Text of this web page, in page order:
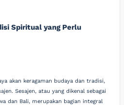
Spiritual yang Perlu
akan keragaman budaya dan tradisi,
Sesajen, atau yang dikenal sebagai
dan Bali, merupakan bagian integral